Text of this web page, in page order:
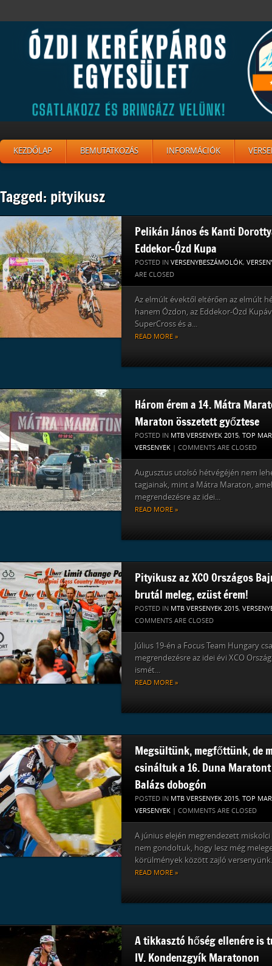
KEZDŐLAP BEMUTATKOZÁS INFORMÁCIÓK
Tagged: pityikusz
Pelikán János és Kanti
Eddekor-Ózd Kupa
POSTED IN VERSENYBESZÁMOLÓK,
ARE CLOSED
Az elmúlt évektől eltérően az elmúlt
hanem Ózdon, az Eddekor-Ózd
SuperCross és a...
READ MORE »
Három érem a 14. Mátra
Maraton összetett győztese
POSTED IN MTB VERSENYEK 2015, TOP
VERSENYEK
COMMENTS ARE CLOSED
Augusztus utolsó hétvégéjén nem
tagjainak, mint a Mátra Maraton,
megrendezésre az idei...
READ MORE »
Pityikusz az XCO Országos
brutál meleg, ezüst érem!
POSTED IN MTB VERSENYEK 2015,
COMMENTS ARE CLOSED
Július 19-én a Focus Team Hungary
megrendezésre az idei évi XCO
ismét...
READ MORE »
Megsültünk, megfőttünk, de
csináltuk a 16. Duna
Balázs dobogón
POSTED IN MTB VERSENYEK 2015, TOP
VERSENYEK
COMMENTS ARE CLOSED
A június elején megrendezett
nem gondoltuk, hogy lesz még
körülmények között zajló
READ MORE »
A tikkasztó hőség ellenére is
IV. Kondenzgyík Maratonon